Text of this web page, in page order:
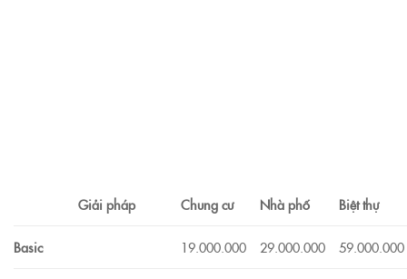
Giải pháp Chung cư Nhà phố Biệt thự
Basic 19.000.000 29.000.000 59.000.000